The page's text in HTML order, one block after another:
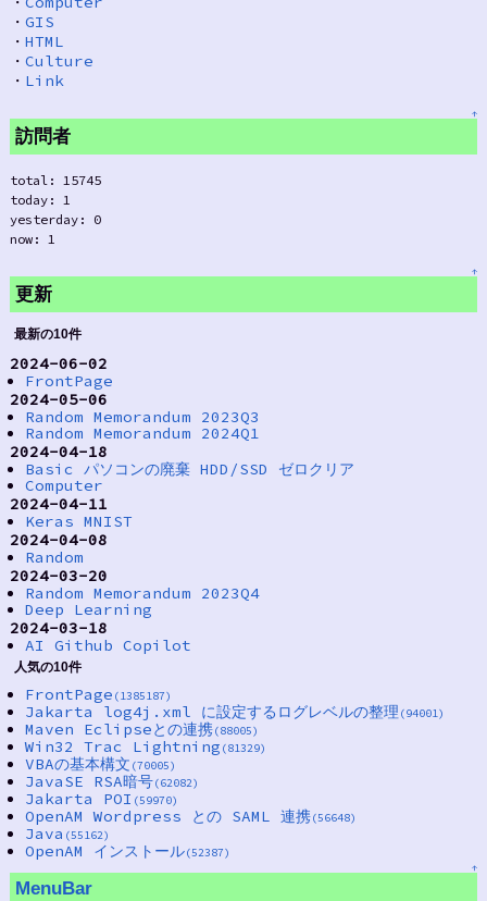
・ GIS
・ HTML
・ Culture
・ Link
↑
訪問者
total: 15745
today: 1
yesterday: 0
now: 1
↑
更新
最新の10件
2024-06-02
FrontPage
2024-05-06
Random Memorandum 2023Q3
Random Memorandum 2024Q1
2024-04-18
Basic パソコンの廃棄 HDD/SSD ゼロクリア
Computer
2024-04-11
Keras MNIST
2024-04-08
Random
2024-03-20
Random Memorandum 2023Q4
Deep Learning
2024-03-18
AI Github Copilot
人気の10件
FrontPage (1385187)
Jakarta log4j.xml に設定するログレベルの整理 (94001)
Maven Eclipseとの連携(88005)
Win32 Trac Lightning (81329)
VBAの基本構文 (70005)
JavaSE RSA暗号(62082)
Jakarta POI (59970)
OpenAM Wordpress との SAML 連携(56648)
Java (55162)
OpenAM インストール(52387)
↑
MenuBar